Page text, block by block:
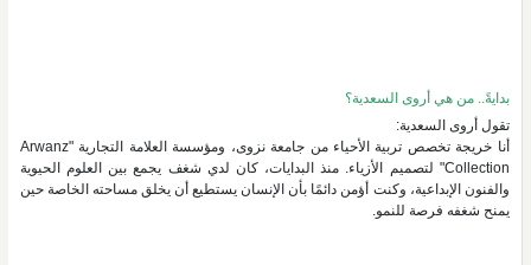
بدايةً.. من هي أروى السعدية؟
تقول أروى السعدية:
أنا خريجة تخصص تربية الأحياء من جامعة نزوى، ومؤسسة العلامة التجارية "Arwanz
Collection" لتصميم الأزياء. منذ البدايات، كان لدي شغف يجمع بين العلوم الحيوية
والفنون الإبداعية، وكنت أؤمن دائمًا بأن الإنسان يستطيع أن يخلق مساحته الخاصة حين
يمنح شغفه فرصة للنمو.